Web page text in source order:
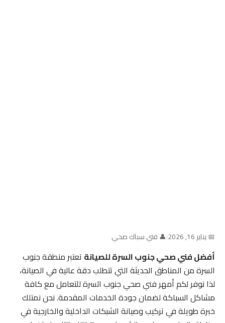
📅 يناير 16, 2026 |👤 فني سباك صحي
أفضل فني صحي جنوب السرة للصيانةتعتبر منطقة جنوب
السرة من المناطق الحديثة التي تتطلب دقة عالية في الصيانة،
لذا نوفر لكم أمهر فني صحي جنوب السرة للتعامل مع كافة
مشاكل السباكة لضمان جودة الخدمات المقدمة. نحن نمتلك
خبرة طويلة في تركيب وصيانة الشبكات الداخلية والخارجية في